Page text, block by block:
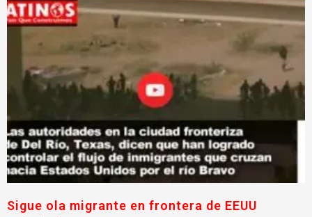
Sigue ola migrante en frontera de EEUU